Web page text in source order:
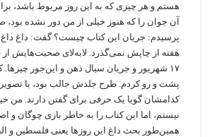
هستم و هر چیزی که به این روز مربوط باشد،
آن جوان را که هنوز خیلی از من دور نشده بود،
پرسیدم: جریان این کتاب چیست؟ گفت: داغ
هفته از چاپش نمی‌گذرد. لابه‌لای صحبت‌هایش
۱۷ شهریور و جریان سیال ذهن و این‌جور چیزها.
پشت و رو کردم. طرح جلدش جالب بود، با تصویر
کدامشان گویا یک حرفی برای گفتن دارند. من
نیستم، اما این کتاب را به خاطر بازی چوگان و